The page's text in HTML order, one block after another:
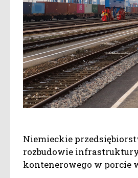
Niemieckie
rozbudowie
kontenerowego w porcie